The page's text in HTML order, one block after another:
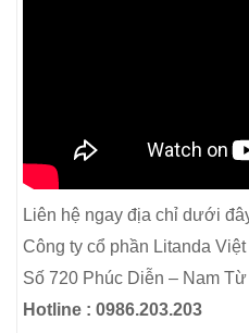
Liên hệ ngay địa chỉ dưới
Công ty cổ phần Litanda
Số 720 Phúc Diễn – Nam
Hotline : 0986.203.203